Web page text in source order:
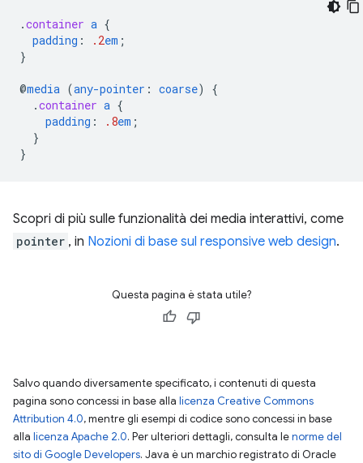
.container a {
padding : .2em ;
}
@media (any-pointer : coarse)
{
.container a {
padding : .8em ;
}
}
Scopri di più sulle funzionalità dei media interattivi, come
pointer , in Nozioni di base sul responsive web design.
Questa pagina è stata utile?
Salvo quando diversamente specificato, i contenuti di questa
pagina sono concessi in base alla licenza Creative Commons
Attribution 4.0, mentre gli esempi di codice sono concessi in base
alla licenza Apache 2.0. Per ulteriori dettagli, consulta lenorme del
sito di Google Developers. Java è un marchio registrato di Oracle